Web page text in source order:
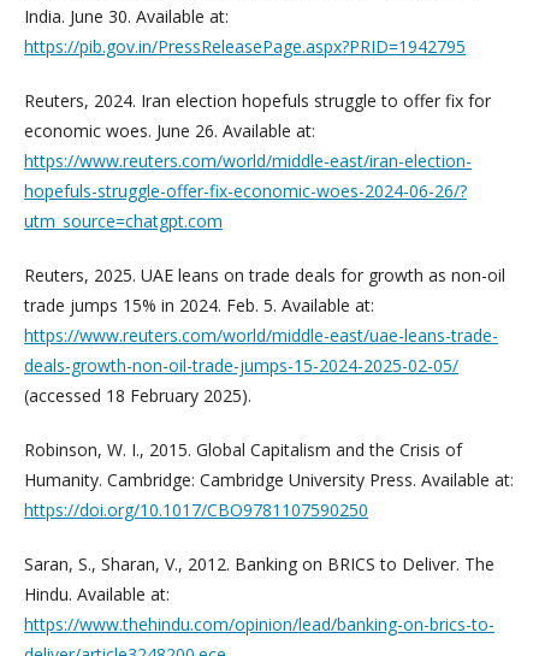
India. June 30. Available at:
https://pib.gov.in/PressReleasePage.aspx?PRID=1942795
Reuters, 2024. Iran election hopefuls struggle to offer fix for
economic woes. June 26. Available at:
https://www.reuters.com/world/middle-east/iran-election-
hopefuls-struggle-offer-fix-economic-woes-2024-06-26/?
utm_source=chatgpt.com
Reuters, 2025. UAE leans on trade deals for growth as non-oil
trade jumps 15% in 2024. Feb. 5. Available at:
https://www.reuters.com/world/middle-east/uae-leans-trade-
deals-growth-non-oil-trade-jumps-15-2024-2025-02-05/
(accessed 18 February 2025).
Robinson, W. I., 2015. Global Capitalism and the Crisis of
Humanity. Cambridge: Cambridge University Press. Available at:
https://doi.org/10.1017/CBO9781107590250
Saran, S., Sharan, V., 2012. Banking on BRICS to Deliver. The
Hindu. Available at:
https://www.thehindu.com/opinion/lead/banking-on-brics-to-